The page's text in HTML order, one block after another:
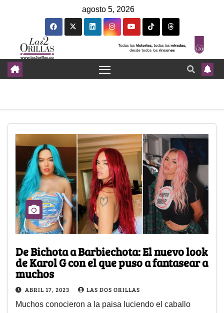
agosto 5, 2026
De Bichota a Barbiechota: El nuevo look
de Karol G con el que puso a fantasear a
muchos
ABRIL 17, 2023 LAS DOS ORILLAS
Muchos conocieron a la paisa luciendo el caballo